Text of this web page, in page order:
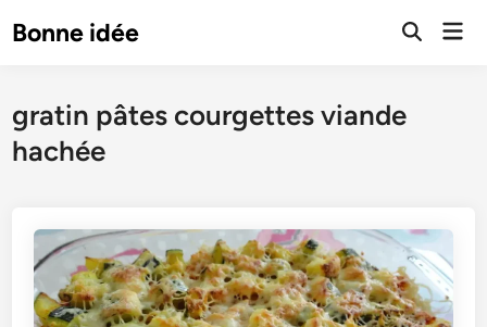
toBonne idée
Open
gratin pâtes courgettes viande
hachée